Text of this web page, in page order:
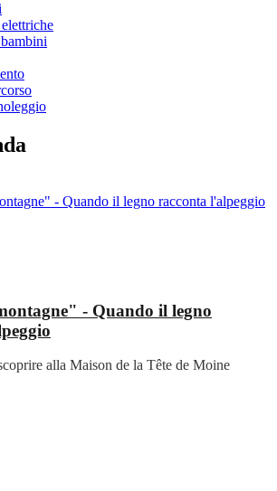
- Quando il legno
alla Maison de la Tête de Moine